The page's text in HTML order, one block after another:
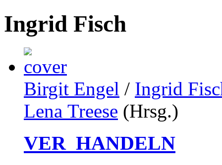
Ingrid Fisch
Birgit Engel / Ingrid
Lena Treese (Hrsg.)
VER_HANDELN